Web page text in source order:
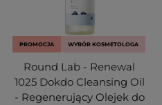
PROMOCJA WYBÓR KOSMETOLOGA
Round Lab - Renewal
1025 Dokdo Cleansing Oil
- Regenerujący Olejek do